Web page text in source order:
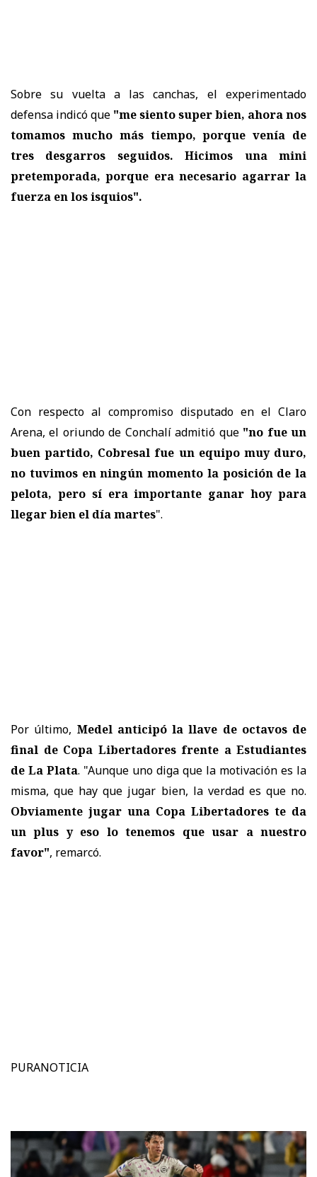
Sobre su vuelta a las canchas, el experimentado
defensa indicó que "me siento super bien, ahora nos
tomamos mucho más tiempo, porque venía de
tres desgarros seguidos. Hicimos una mini
pretemporada, porque era necesario agarrar la
fuerza en los isquios".
Con respecto al compromiso disputado en el Claro
Arena, el oriundo de Conchalí admitió que "no fue un
buen partido, Cobresal fue un equipo muy duro,
no tuvimos en ningún momento la posición de la
pelota, pero sí era importante ganar hoy para
llegar bien el día martes".
Por último, Medel anticipó la llave de octavos de
final de Copa Libertadores frente a Estudiantes
de La Plata. "Aunque uno diga que la motivación es la
misma, que hay que jugar bien, la verdad es que no.
Obviamente jugar una Copa Libertadores te da
un plus y eso lo tenemos que usar a nuestro
favor", remarcó.
PURANOTICIA